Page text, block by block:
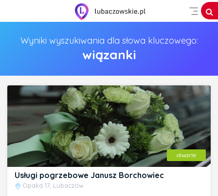
Wyniki wyszukiwania dla słowa kluczowego:
wiązanki
otwarte
Usługi pogrzebowe Janusz Borchowiec
Opaka 17, Lubaczów